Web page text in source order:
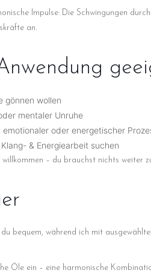
Impulse: Die Schwingungen
an.
gönnen wollen
mentaler Unruhe
oder energetischer
& Energiearbeit suchen
– du brauchst nichts weiter
bequem, während ich mit
Öle ein – eine harmonische